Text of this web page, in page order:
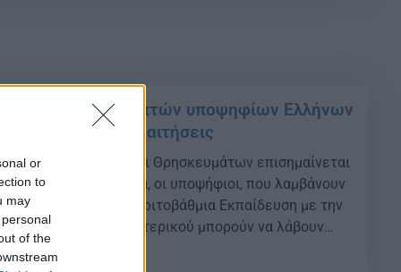
or
to
may
of the
Eπίδειξη γραπτών υποψηφίων Ελλήνων
– Μέχρι πότε οι αιτήσεις
Έρευνας και Θρησκευμάτων επισημαίνεται
ισχύουσα νομοθεσία, οι υποψήφιοι, που λαμβάνουν
εισαγωγής στην Tριτοβάθμια Eκπαίδευση με την
των Ελλήνων του Εξωτερικού μπορούν να λάβουν
τους δοκιμίων με επίδειξη αυτών σε χώρο και σε